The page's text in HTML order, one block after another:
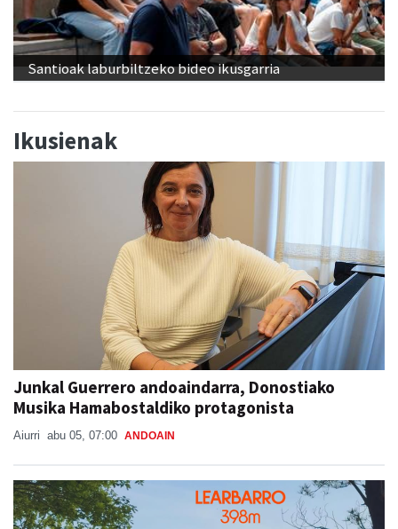
Santioak laburbiltzeko bideo ikusgarria
Ikusienak
Junkal Guerrero andoaindarra, Donostiako
Musika Hamabostaldiko protagonista
Aiurri abu 05, 07:00 ANDOAIN